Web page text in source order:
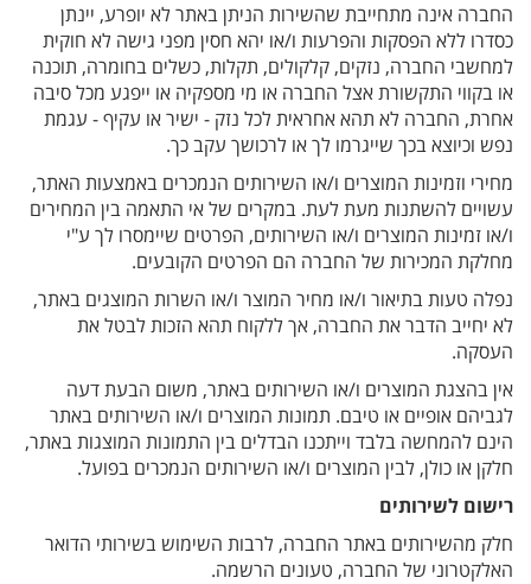
החברה אינה מתחייבת שהשירות הניתן באתר לא יופרע, יינתן
כסדרו ללא הפסקות והפרעות ו/או יהא חסין מפני גישה לא חוקית
למחשבי החברה, נזקים, קלקולים, תקלות, כשלים בחומרה, תוכנה
או בקווי התקשורת אצל החברה או מי מספקיה או ייפגע מכל סיבה
אחרת, החברה לא תהא אחראית לכל נזק - ישיר או עקיף - עגמת
נפש וכיוצא בכך שייגרמו לך או לרכושך עקב כך.
מחירי וזמינות המוצרים ו/או השירותים הנמכרים באמצעות האתר,
עשויים להשתנות מעת לעת. במקרים של אי התאמה בין המחירים
ו/או זמינות המוצרים ו/או השירותים, הפרטים שיימסרו לך ע"י
מחלקת המכירות של החברה הם הפרטים הקובעים.
נפלה טעות בתיאור ו/או מחיר המוצר ו/או השרות המוצגים באתר,
לא יחייב הדבר את החברה, אך ללקוח תהא הזכות לבטל את
העסקה.
אין בהצגת המוצרים ו/או השירותים באתר, משום הבעת דעה
לגביהם אופיים או טיבם. תמונות המוצרים ו/או השירותים באתר
הינם להמחשה בלבד וייתכנו הבדלים בין התמונות המוצגות באתר,
חלקן או כולן, לבין המוצרים ו/או השירותים הנמכרים בפועל.
רישום לשירותים
חלק מהשירותים באתר החברה, לרבות השימוש בשירותי הדואר
האלקטרוני של החברה, טעונים הרשמה.